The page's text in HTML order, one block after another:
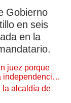
Gobierno
en seis
en la
juez porque
independencia
la alcaldía de